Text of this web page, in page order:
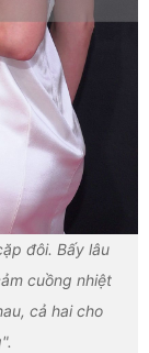
đôi. Bấy lâu
cuồng nhiệt
cả hai cho